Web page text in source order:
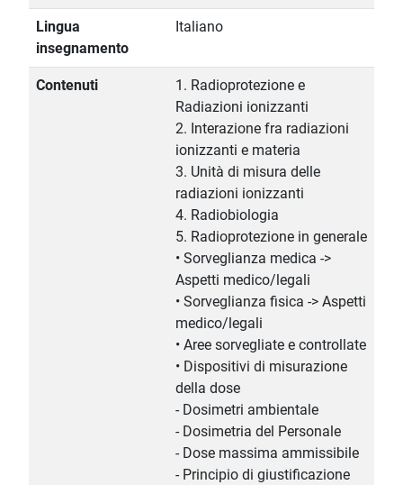
Lingua
insegnamento
Italiano
Contenuti
1. Radioprotezione e
Radiazioni ionizzanti
2. Interazione fra radiazioni
ionizzanti e materia
3. Unità di misura delle
radiazioni ionizzanti
4. Radiobiologia
5. Radioprotezione in generale
• Sorveglianza medica ->
Aspetti medico/legali
• Sorveglianza fisica -> Aspetti
medico/legali
• Aree sorvegliate e controllate
• Dispositivi di misurazione
della dose
- Dosimetri ambientale
- Dosimetria del Personale
- Dose massima ammissibile
- Principio di giustificazione